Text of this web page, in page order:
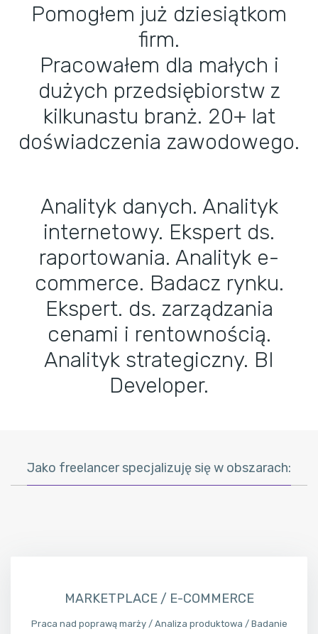
Pomogłem już dziesiątkom
firm.
Pracowałem dla małych i
dużych przedsiębiorstw z
kilkunastu branż. 20+ lat
doświadczenia zawodowego.
Analityk danych. Analityk
internetowy. Ekspert ds.
raportowania. Analityk e-
commerce. Badacz rynku.
Ekspert. ds. zarządzania
cenami i rentownością.
Analityk strategiczny. BI
Developer.
Jako freelancer specjalizuję się w obszarach:
MARKETPLACE / E-COMMERCE
Praca nad poprawą marży / Analiza produktowa / Badanie